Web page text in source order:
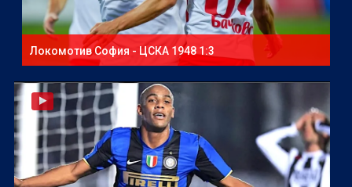
Локомотив София - ЦСКА 1948 1:3